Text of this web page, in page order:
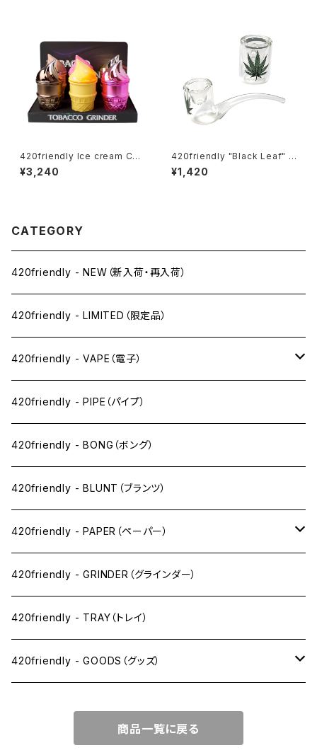
420friendly Ice cream Con
e Herb Grinder (4層構造）グ
ラインダー
¥3,240
420friendly "Black Leaf" G
lass Pipe / リーフ ガラスパイ
プ – 10cm カーブタイプ
¥1,420
CATEGORY
420friendly - NEW（新入荷・再入荷）
420friendly - LIMITED（限定品）
420friendly - VAPE（電子）
ペン下
ニコパフ系
ドライ系
ワックス系
420friendly - PIPE（パイプ）
420friendly - BONG（ボング）
420friendly - BLUNT（ブランツ）
420friendly - PAPER（ペーパー）
SW(シングルワイド）サイズ
1 1/4サイズ
キングサイズスリム
キングサイズワイド
420friendly - GRINDER（グラインダー）
420friendly - TRAY（トレイ）
420friendly - GOODS（グッズ）
JOINT（ジョイント系）
商品一覧に戻る